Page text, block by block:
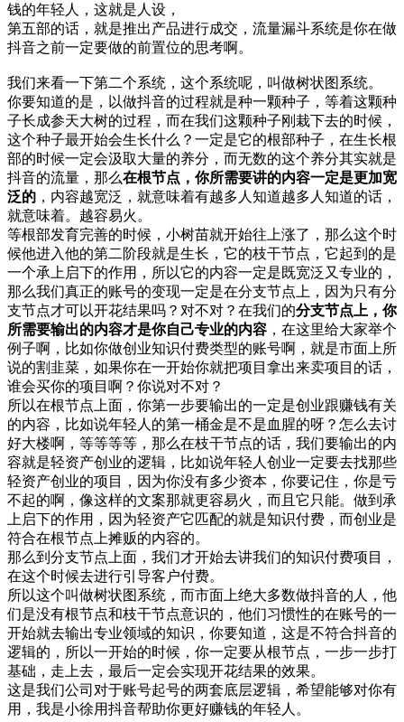
钱的年轻人，这就是人设，
第五部的话，就是推出产品进行成交，流量漏斗系统是你在做
抖音之前一定要做的前置位的思考啊。
我们来看一下第二个系统，这个系统呢，叫做树状图系统。
你要知道的是，以做抖音的过程就是种一颗种子，等着这颗种
子长成参天大树的过程，而在我们这颗种子刚栽下去的时候，
这个种子最开始会生长什么？一定是它的根部种子，在生长根
部的时候一定会汲取大量的养分，而无数的这个养分其实就是
抖音的流量，那么在根节点，你所需要讲的内容一定是更加宽
泛的 ，内容越宽泛，就意味着有越多人知道越多人知道的话，
就意味着。越容易火。
等根部发育完善的时候，小树苗就开始往上涨了，那么这个时
候他进入他的第二阶段就是生长，它的枝干节点，它起到的是
一个承上启下的作用，所以它的内容一定是既宽泛又专业的，
那么我们真正的账号的变现一定是在分支节点上，因为只有分
支节点才可以开花结果吗？对不对？在我们的分支节点上，你
所需要输出的内容才是你自己专业的内容 ，在这里给大家举个
例子啊，比如你做创业知识付费类型的账号啊，就是市面上所
说的割韭菜，如果你在一开始你就把项目拿出来卖项目的话，
谁会买你的项目啊？你说对不对？
所以在根节点上面，你第一步要输出的一定是创业跟赚钱有关
的内容，比如说年轻人的第一桶金是不是血腥的呀？怎么去讨
好大楼啊，等等等等，那么在枝干节点的话，我们要输出的内
容就是轻资产创业的逻辑，比如说年轻人创业一定要去找那些
轻资产创业的项目，因为你没有多少资本，你要记住，你是亏
不起的啊，像这样的文案那就更容易火，而且它只能。做到承
上启下的作用，因为轻资产它匹配的就是知识付费，而创业是
符合在根节点上摊贩的内容的。
那么到分支节点上面，我们才开始去讲我们的知识付费项目，
在这个时候去进行引导客户付费。
所以这个叫做树状图系统，而市面上绝大多数做抖音的人，他
们是没有根节点和枝干节点意识的，他们习惯性的在账号的一
开始就去输出专业领域的知识，你要知道，这是不符合抖音的
逻辑的，所以一开始的时候，你一定要从根节点，一步一步打
基础，走上去，最后一定会实现开花结果的效果。
这是我们公司对于账号起号的两套底层逻辑，希望能够对你有
用，我是小徐用抖音帮助你更好赚钱的年轻人。